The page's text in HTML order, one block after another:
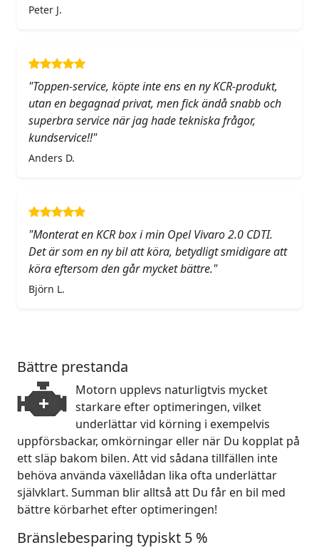
Peter J.
"Toppen-service, köpte inte ens en ny KCR-produkt,
utan en begagnad privat, men fick ändå snabb och
superbra service när jag hade tekniska frågor,
kundservice!!"
Anders D.
"Monterat en KCR box i min Opel Vivaro 2.0 CDTI.
Det är som en ny bil att köra, betydligt smidigare att
köra eftersom den går mycket bättre."
Björn L.
Bättre prestanda
Motorn upplevs naturligtvis mycket
starkare efter optimeringen, vilket
underlättar vid körning i exempelvis
uppförsbackar, omkörningar eller när Du kopplat på
ett släp bakom bilen. Att vid sådana tillfällen inte
behöva använda växellådan lika ofta underlättar
självklart. Summan blir alltså att Du får en bil med
bättre körbarhet efter optimeringen!
Bränslebesparing typiskt 5 %